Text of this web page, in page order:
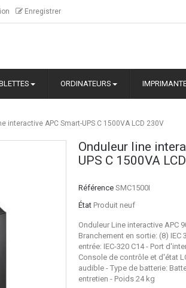
Enregistrer
ORDINATEURS
interactive APC Smart-UPS C 1500VA LCD 230V
Onduleur line
UPS C 1500VA
Référence SMC1500I
État Produit neuf
Onduleur Line interactive APC
Branchement en sortie: (8) IEC
entrée: IEC-320 C14 - Port
Console de contrôle et d'état
audible - Type de batterie:
entretien - Poids 24 kg